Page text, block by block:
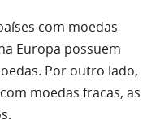
com moedas
Europa possuem
Por outro lado,
moedas fracas, as